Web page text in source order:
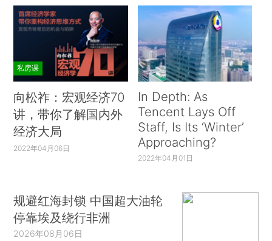
私房课
向松祚：宏观经济70
讲，带你了解国内外
经济大局
2022年04月06日
In Depth: As
Tencent Lays Off
Staff, Is Its ‘Winter’
Approaching?
2022年04月01日
规避红海封锁 中国超大油轮
停靠埃及绕行非洲
2026年08月06日